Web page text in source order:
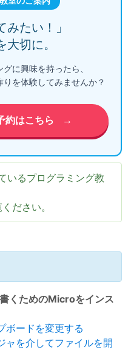
みたい！」
大切に。
に興味を持ったら、
を体験してみませんか？
約はこちら →
いるプログラミング教
ださい。
くためのMicroをインス
ボードを変更する
ャを介してファイルを開